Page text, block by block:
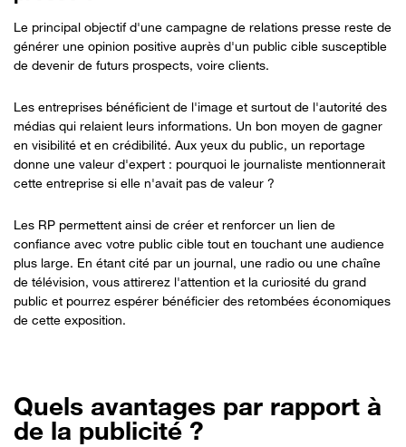
Le principal objectif d'une campagne de relations presse reste de
générer une opinion positive auprès d'un public cible susceptible
de devenir de futurs prospects, voire clients.
Les entreprises bénéficient de l'image et surtout de l'autorité des
médias qui relaient leurs informations. Un bon moyen de gagner
en visibilité et en crédibilité. Aux yeux du public, un reportage
donne une valeur d'expert : pourquoi le journaliste mentionnerait
cette entreprise si elle n'avait pas de valeur ?
Les RP permettent ainsi de créer et renforcer un lien de
confiance avec votre public cible tout en touchant une audience
plus large. En étant cité par un journal, une radio ou une chaîne
de télévision, vous attirerez l'attention et la curiosité du grand
public et pourrez espérer bénéficier des retombées économiques
de cette exposition.
Quels avantages par rapport à
de la publicité ?